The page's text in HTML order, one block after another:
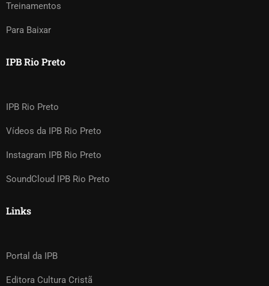
Treinamentos
Para Baixar
IPB Rio Preto
IPB Rio Preto
Vídeos da IPB Rio Preto
Instagram IPB Rio Preto
SoundCloud IPB Rio Preto
Links
Portal da IPB
Editora Cultura Cristã